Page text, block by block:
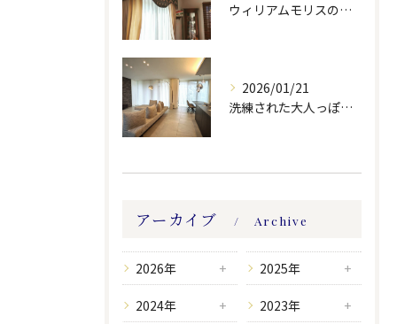
ウィリアムモリスの生地ででバランスを製作しました。
2026/01/21
洗練された大人っぽい空間。
アーカイブ Archive
2026年 2025年
2024年 2023年